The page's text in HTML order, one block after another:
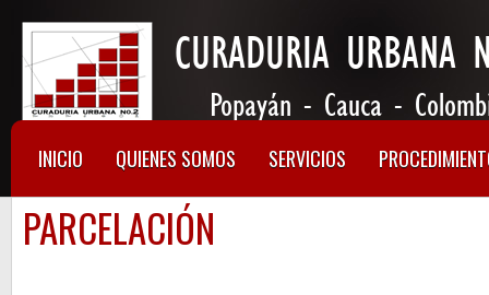
INICIO QUIENES SOMOS SERVICIOS
PARCELACIÓN